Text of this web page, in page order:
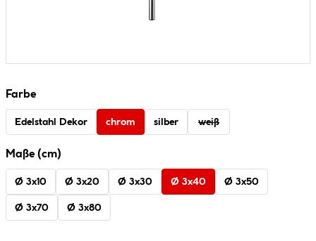
Farbe
Edelstahl Dekor chrom silber weiß
Maße (cm)
Ø 3x10 Ø 3x20 Ø 3x30 Ø 3x40 Ø 3x50
Ø 3x70 Ø 3x80